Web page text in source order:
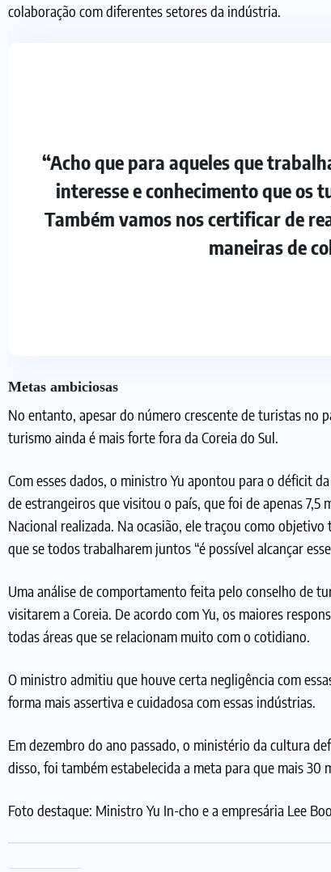
colaboração com diferentes setores da indústria.
“Acho que para aqueles que
interesse e conhecimento que os
Também vamos nos certificar de
maneiras de
Metas ambiciosas
No entanto, apesar do número crescente de turistas no
turismo ainda é mais forte fora da Coreia do Sul.
Com esses dados, o ministro Yu apontou para o déficit
de estrangeiros que visitou o país, que foi de apenas
Nacional realizada. Na ocasião, ele traçou como
que se todos trabalharem juntos “é possível alcançar
Uma análise de comportamento feita pelo conselho de
visitarem a Coreia. De acordo com Yu, os maiores
todas áreas que se relacionam muito com o cotidiano.
O ministro admitiu que houve certa negligência com
forma mais assertiva e cuidadosa com essas indústrias.
Em dezembro do ano passado, o ministério da cultura
disso, foi também estabelecida a meta para que mais
Foto destaque: Ministro Yu In-cho e a empresária Lee